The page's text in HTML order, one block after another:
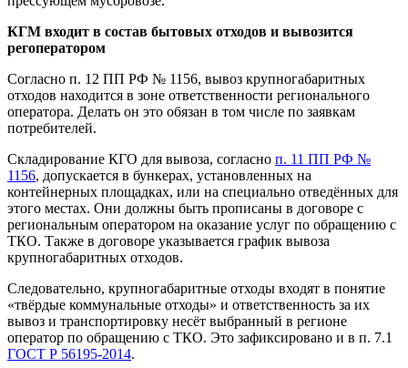
КГМ входит в состав бытовых отходов и вывозится
регоператором
Согласно п. 12 ПП РФ № 1156, вывоз крупногабаритных
отходов находится в зоне ответственности регионального
оператора. Делать он это обязан в том числе по заявкам
потребителей.
Складирование КГО для вывоза, согласно п. 11 ПП РФ №
1156, допускается в бункерах, установленных на
контейнерных площадках, или на специально отведённых для
этого местах. Они должны быть прописаны в договоре с
региональным оператором на оказание услуг по обращению с
ТКО. Также в договоре указывается график вывоза
крупногабаритных отходов.
Следовательно, крупногабаритные отходы входят в понятие
«твёрдые коммунальные отходы» и ответственность за их
вывоз и транспортировку несёт выбранный в регионе
оператор по обращению с ТКО. Это зафиксировано и в п. 7.1
ГОСТ Р 56195-2014.